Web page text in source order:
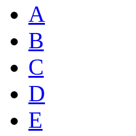
A
B
C
D
E